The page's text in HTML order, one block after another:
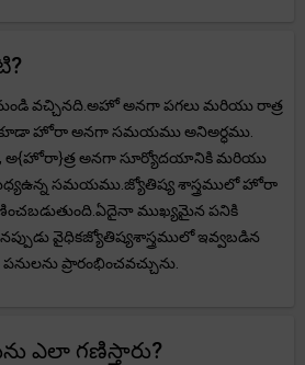
వచ్చినది.అహో అనగా పగలు మరియు రాత్ర
హోరా అనగా సమయము అనిఅర్ధము.
అ{హోరా}త్ర అనగా సూర్యోదయానికి మరియు
సమయము.జ్యోతిష్య శాస్త్రములో హోరా
ముఖ్యమైన పనికి
వైధికజ్యోతిష్యశాస్త్రములో ఇవ్వబడిన
ప్రారంభించవచ్చును.
ఎలా గణిస్తారు?